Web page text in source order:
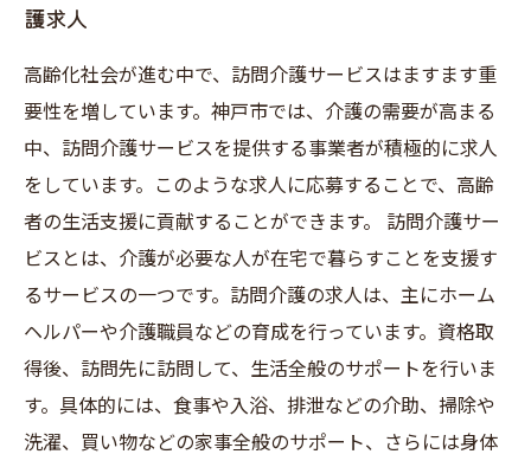
チームで支え合いながら、高齢者様に笑顔を届
けるやりがい
護求人
高齢化社会が進む中で、訪問介護サービスはますます重
要性を増しています。神戸市では、介護の需要が高まる
中、訪問介護サービスを提供する事業者が積極的に求人
をしています。このような求人に応募することで、高齢
者の生活支援に貢献することができます。 訪問介護サー
ビスとは、介護が必要な人が在宅で暮らすことを支援す
るサービスの一つです。訪問介護の求人は、主にホーム
ヘルパーや介護職員などの育成を行っています。資格取
得後、訪問先に訪問して、生活全般のサポートを行いま
す。具体的には、食事や入浴、排泄などの介助、掃除や
洗濯、買い物などの家事全般のサポート、さらには身体